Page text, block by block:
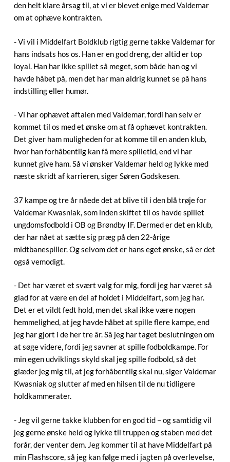
den helt klare årsag til, at vi er blevet enige med Valdemar
om at ophæve kontrakten.
- Vi vil i Middelfart Boldklub rigtig gerne takke Valdemar for
hans indsats hos os. Han er en god dreng, der altid er top
loyal. Han har ikke spillet så meget, som både han og vi
havde håbet på, men det har man aldrig kunnet se på hans
indstilling eller humør.
- Vi har ophævet aftalen med Valdemar, fordi han selv er
kommet til os med et ønske om at få ophævet kontrakten.
Det giver ham muligheden for at komme til en anden klub,
hvor han forhåbentlig kan få mere spilletid, end vi har
kunnet give ham. Så vi ønsker Valdemar held og lykke med
næste skridt af karrieren, siger Søren Godskesen.
37 kampe og tre år nåede det at blive til i den blå trøje for
Valdemar Kwasniak, som inden skiftet til os havde spillet
ungdomsfodbold i OB og Brøndby IF. Dermed er det en klub,
der har nået at sætte sig præg på den 22-årige
midtbanespiller. Og selvom det er hans eget ønske, så er det
også vemodigt.
- Det har været et svært valg for mig, fordi jeg har været så
glad for at være en del af holdet i Middelfart, som jeg har.
Det er et vildt fedt hold, men det skal ikke være nogen
hemmelighed, at jeg havde håbet at spille flere kampe, end
jeg har gjort i de her tre år. Så jeg har taget beslutningen om
at søge videre, fordi jeg savner at spille fodboldkampe. For
min egen udviklings skyld skal jeg spille fodbold, så det
glæder jeg mig til, at jeg forhåbentlig skal nu, siger Valdemar
Kwasniak og slutter af med en hilsen til de nu tidligere
holdkammerater.
- Jeg vil gerne takke klubben for en god tid – og samtidig vil
jeg gerne ønske held og lykke til truppen og staben med det
forår, der venter dem. Jeg kommer til at have Middelfart på
min Flashscore, så jeg kan følge med i jagten på overlevelse,